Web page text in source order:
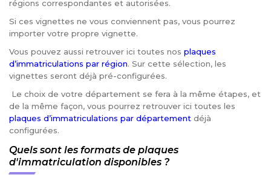
régions correspondantes et autorisées.
Si ces vignettes ne vous conviennent pas, vous pourrez
importer votre propre vignette.
Vous pouvez aussi retrouver ici toutes nos plaques
d’immatriculations par région. Sur cette sélection, les
vignettes seront déjà pré-configurées.
Le choix de votre département se fera à la même étapes, et
de la même façon, vous pourrez retrouver ici toutes les
plaques d’immatriculations par département déjà
configurées.
Quels sont les formats de plaques
d'immatriculation disponibles ?